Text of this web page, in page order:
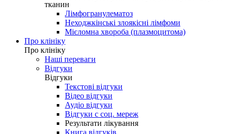
тканин
Лімфогранулематоз
Неходжкінські злоякісні лімфоми
Мієломна хвороба (плазмоцитома)
Про клініку
Про клініку
Наші переваги
Відгуки
Відгуки
Текстові відгуки
Відео відгуки
Аудіо відгуки
Відгуки с соц. мереж
Результати лікування
Книга відгуків